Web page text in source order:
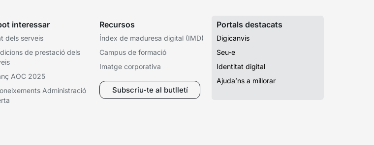
interessar
dels serveis
de prestació dels
AOC 2025
Administració
Recursos
Índex de maduresa digital (IMD)
Campus de formació
Imatge corporativa
Subscriu-te al butlletí
Portals destacats
Digicanvis
Seu-e
Identitat digital
Ajuda’ns a millorar